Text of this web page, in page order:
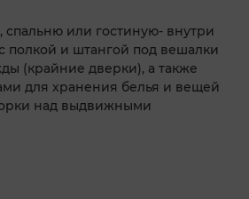
или гостиную- внутри
полкой и штангой под вешалки
(крайние дверки), а также
для хранения белья и вещей
над выдвижными